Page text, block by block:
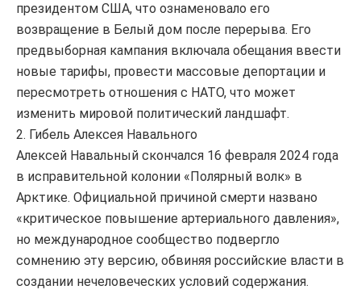
президентом США, что ознаменовало его
возвращение в Белый дом после перерыва. Его
предвыборная кампания включала обещания ввести
новые тарифы, провести массовые депортации и
пересмотреть отношения с НАТО, что может
изменить мировой политический ландшафт.
2. Гибель Алексея Навального
Алексей Навальный скончался 16 февраля 2024 года
в исправительной колонии «Полярный волк» в
Арктике. Официальной причиной смерти названо
«критическое повышение артериального давления»,
но международное сообщество подвергло
сомнению эту версию, обвиняя российские власти в
создании нечеловеческих условий содержания.